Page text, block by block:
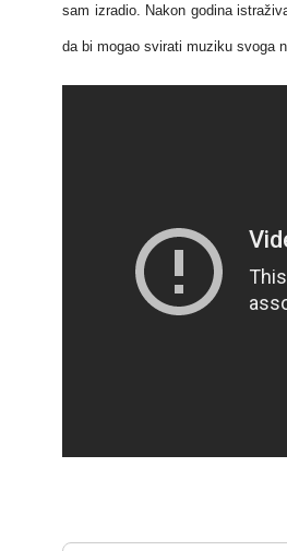
sam izradio. Nakon godina
da bi mogao svirati muziku svoga